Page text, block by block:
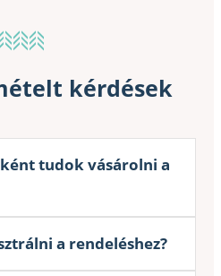
kérdések
tudok vásárolni a
a rendeléshez?